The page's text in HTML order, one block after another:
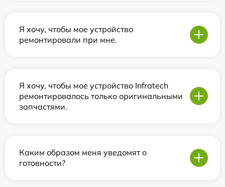
Я хочу, чтобы мое устройство
ремонтировали при мне.
Я хочу, чтобы мое устройство Infratech
ремонтировалось только оригинальными
запчастями.
Каким образом меня уведомят о
готовности?